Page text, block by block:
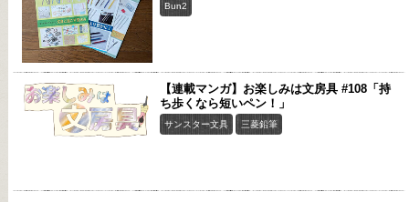
Bun2
【連載マンガ】お楽しみは文房具 #108「持
ち歩くなら短いペン！」
サンスター文具 三菱鉛筆